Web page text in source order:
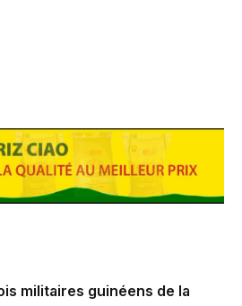
militaires guinéens de la